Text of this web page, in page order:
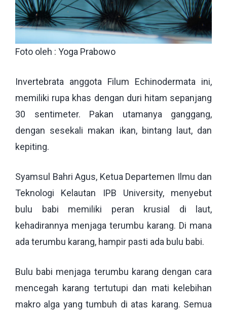
Foto oleh : Yoga Prabowo
Invertebrata anggota Filum Echinodermata ini,
memiliki rupa khas dengan duri hitam sepanjang
30 sentimeter. Pakan utamanya ganggang,
dengan sesekali makan ikan, bintang laut, dan
kepiting.
Syamsul Bahri Agus, Ketua Departemen Ilmu dan
Teknologi Kelautan IPB University, menyebut
bulu babi memiliki peran krusial di laut,
kehadirannya menjaga terumbu karang. Di mana
ada terumbu karang, hampir pasti ada bulu babi.
Bulu babi menjaga terumbu karang dengan cara
mencegah karang tertutupi dan mati kelebihan
makro alga yang tumbuh di atas karang. Semua